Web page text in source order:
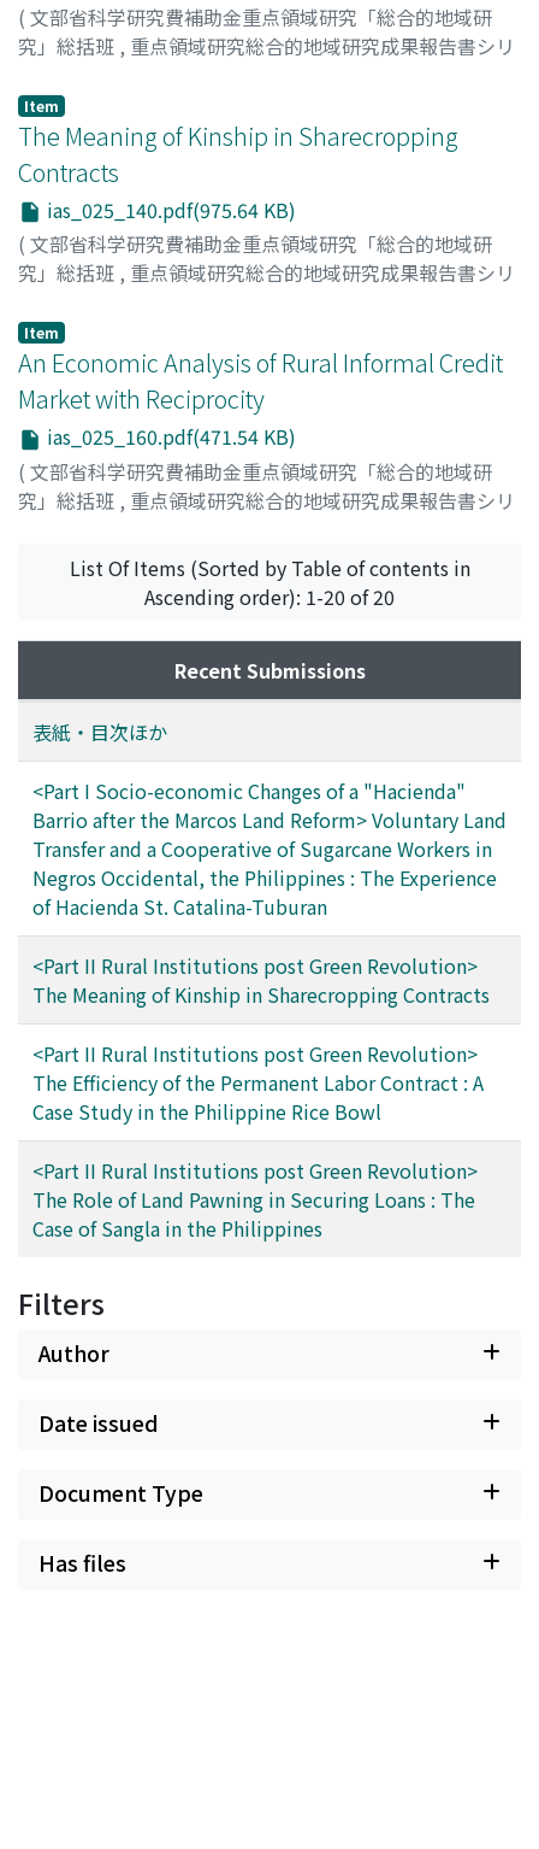
( 文部省科学研究費補助金重点領域研究「総合的地域研
究」総括班 , 重点領域研究総合的地域研究成果報告書シリ
ラダイムを求めて
Fukui, Seiichi
Item
The Meaning of Kinship in Sharecropping
Contracts
ias_025_140.pdf(975.64 KB)
( 文部省科学研究費補助金重点領域研究「総合的地域研
究」総括班 , 重点領域研究総合的地域研究成果報告書シリ
ラダイムを求めて
Sadoulet, Elizabeth;Fukui, Seiichi; Janvry, Alain de
Item
An Economic Analysis of Rural Informal Credit
Market with Reciprocity
ias_025_160.pdf(471.54 KB)
( 文部省科学研究費補助金重点領域研究「総合的地域研
究」総括班 , 重点領域研究総合的地域研究成果報告書シリ
ラダイムを求めて, Volume 25 ,1996 ,pp.160-173)
;Hara, Yonosuke
List Of Items (Sorted by Table of contents in
Ascending order): 1-20 of 20
Recent Submissions
表紙・目次ほか
<Part I Socio-economic Changes of a "Hacienda"
Barrio after the Marcos Land Reform> Voluntary Land
Transfer and a Cooperative of Sugarcane Workers in
Negros Occidental, the Philippines : The Experience
of Hacienda St. Catalina-Tuburan
<Part II Rural Institutions post Green Revolution>
The Meaning of Kinship in Sharecropping Contracts
<Part II Rural Institutions post Green Revolution>
The Efficiency of the Permanent Labor Contract : A
Case Study in the Philippine Rice Bowl
<Part II Rural Institutions post Green Revolution>
The Role of Land Pawning in Securing Loans : The
Case of Sangla in the Philippines
Filters
Author
Date issued
Document Type
Has files